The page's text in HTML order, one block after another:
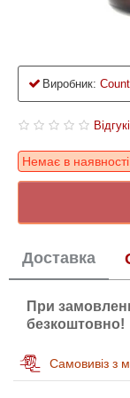
Виробник:
Немає в наявності
Доставка
При
безкоштовно!
Самовивіз з